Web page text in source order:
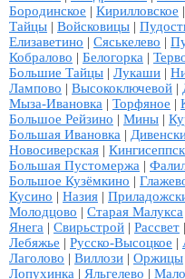
Бородинское | Кирилловское |
Тайцы | Войсковицы |
Елизаветино | Сяськелево |
Кобралово | Белогорка |
Большие Тайцы | Лукаши |
Лампово | Высокоключевой |
Мыза-Ивановка | Торфяное |
Большое Рейзино | Мины |
Большая Ивановка |
Новосиверская |
Большая Пустомержа |
Большое Кузёмкино |
Кусино | Назия |
Молодцово | Старая Малукса
Янега | Свирьстрой | Рассвет |
Лебяжье | Русско-Высоцкое |
Лаголово | Виллози | Оржицы
Лопухинка | Яльгелево |